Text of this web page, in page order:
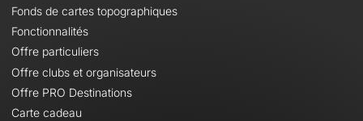
Fonds de cartes topographiques
Fonctionnalités
Offre particuliers
Offre clubs et organisateurs
Offre PRO Destinations
Carte cadeau